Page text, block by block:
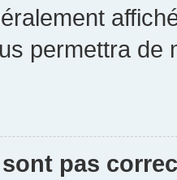
permettra de
pas